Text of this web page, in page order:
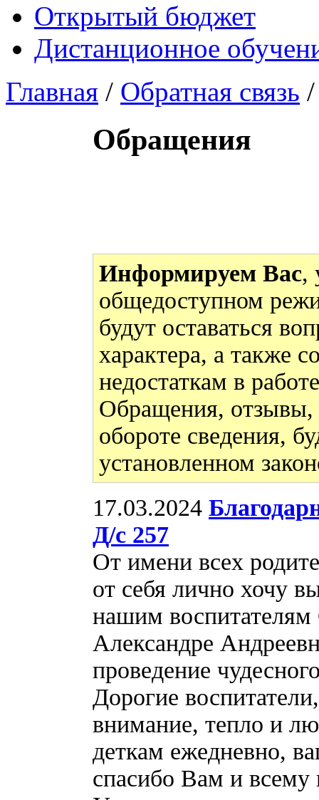
Открытый бюджет
Дистанционное
Главная / Обратная связь
Обращения
Информируем Вас,
общедоступном
будут оставаться
характера, а также
недостаткам в
Обращения, отзывы,
обороте сведения,
установленном
17.03.2024
Д/с 257
От имени всех
от себя лично хочу
нашим
Александре
проведение
Дорогие
внимание, тепло и
деткам ежедневно,
спасибо Вам и всему